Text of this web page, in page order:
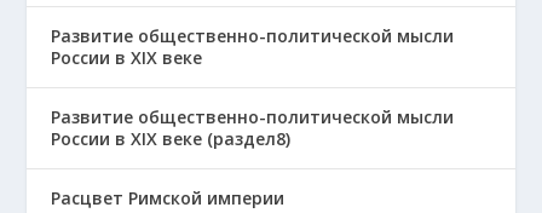
Развитие общественно-политической мысли
России в XIX веке
Развитие общественно-политической мысли
России в XIX веке (раздел8)
Расцвет Римской империи